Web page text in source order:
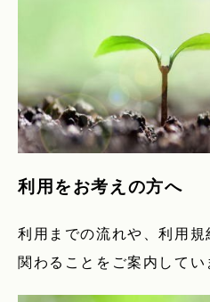
利用をお考えの方へ
利用までの流れや、利用
関わることをご案内してい